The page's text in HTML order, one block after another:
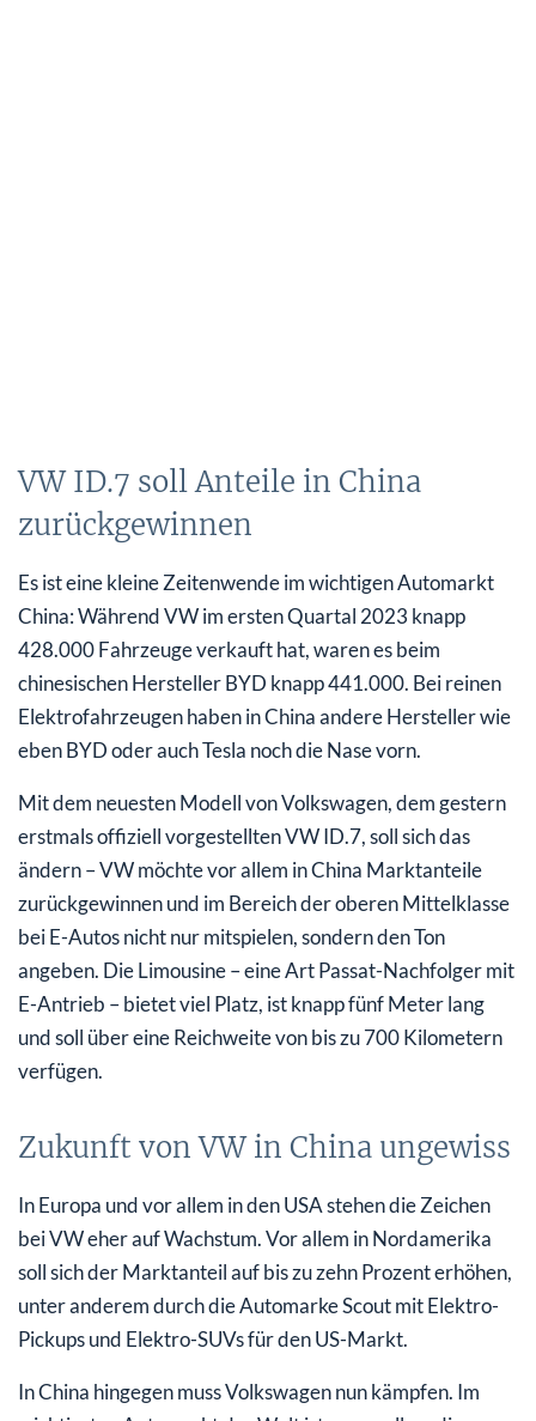
VW ID.7 soll Anteile in China
zurückgewinnen
Es ist eine kleine Zeitenwende im wichtigen Automarkt
China: Während VW im ersten Quartal 2023 knapp
428.000 Fahrzeuge verkauft hat, waren es beim
chinesischen Hersteller BYD knapp 441.000. Bei reinen
Elektrofahrzeugen haben in China andere Hersteller wie
eben BYD oder auch Tesla noch die Nase vorn.
Mit dem neuesten Modell von Volkswagen, dem gestern
erstmals offiziell vorgestellten VW ID.7, soll sich das
ändern – VW möchte vor allem in China Marktanteile
zurückgewinnen und im Bereich der oberen Mittelklasse
bei E-Autos nicht nur mitspielen, sondern den Ton
angeben. Die Limousine – eine Art Passat-Nachfolger mit
E-Antrieb – bietet viel Platz, ist knapp fünf Meter lang
und soll über eine Reichweite von bis zu 700 Kilometern
verfügen.
Zukunft von VW in China ungewiss
In Europa und vor allem in den USA stehen die Zeichen
bei VW eher auf Wachstum. Vor allem in Nordamerika
soll sich der Marktanteil auf bis zu zehn Prozent erhöhen,
unter anderem durch die Automarke Scout mit Elektro-
Pickups und Elektro-SUVs für den US-Markt.
In China hingegen muss Volkswagen nun kämpfen. Im